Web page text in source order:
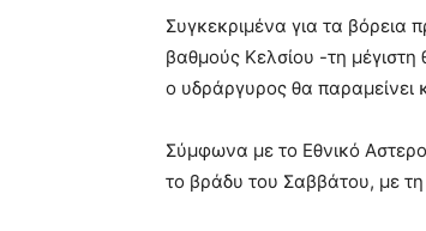
Συγκεκριμένα για τα βόρεια
βαθμούς Κελσίου -τη
ο υδράργυρος θα
Σύμφωνα με το Εθνικό
το βράδυ του Σαββάτου, με